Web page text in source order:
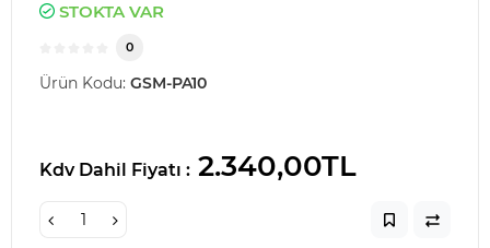
STOKTA VAR
0
Ürün Kodu: GSM-PA10
Kdv Dahil Fiyatı : 2.340,00TL